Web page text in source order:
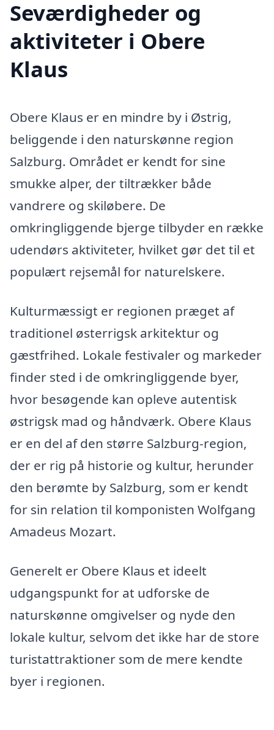
Seværdigheder og
aktiviteter i Obere
Klaus
Obere Klaus er en mindre by i Østrig,
beliggende i den naturskønne region
Salzburg. Området er kendt for sine
smukke alper, der tiltrækker både
vandrere og skiløbere. De
omkringliggende bjerge tilbyder en række
udendørs aktiviteter, hvilket gør det til et
populært rejsemål for naturelskere.
Kulturmæssigt er regionen præget af
traditionel østerrigsk arkitektur og
gæstfrihed. Lokale festivaler og markeder
finder sted i de omkringliggende byer,
hvor besøgende kan opleve autentisk
østrigsk mad og håndværk. Obere Klaus
er en del af den større Salzburg-region,
der er rig på historie og kultur, herunder
den berømte by Salzburg, som er kendt
for sin relation til komponisten Wolfgang
Amadeus Mozart.
Generelt er Obere Klaus et ideelt
udgangspunkt for at udforske de
naturskønne omgivelser og nyde den
lokale kultur, selvom det ikke har de store
turistattraktioner som de mere kendte
byer i regionen.